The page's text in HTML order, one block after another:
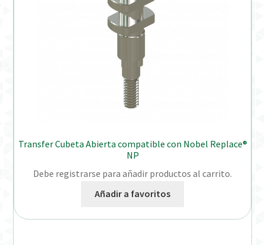
Transfer Cubeta Abierta compatible con Nobel Replace®
NP
Debe registrarse para añadir productos al carrito.
Añadir a favoritos